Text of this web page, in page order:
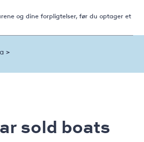
og dine forpligtelser, før du optager et
>
sold boats